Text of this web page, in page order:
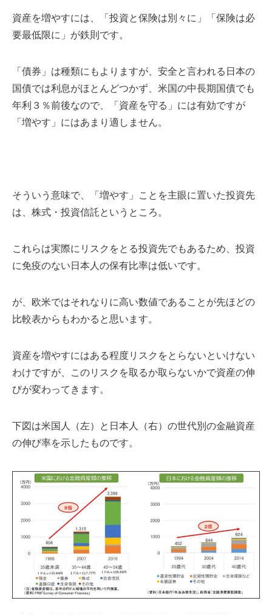
資産を増やすには、「投資と保険は別々に」「保険は必
要最低限に」が鉄則です。
「債券」は種類にもよりますが、安全と言われる日本の
国債では利息がほとんどつかず、米国の中長期国債でも
年利３％前後なので、「資産を守る」には有効ですが
「増やす」にはあまり適しません。
そういう意味で、「増やす」ことを主眼に置いた投資先
は、株式・投資信託というところ。
これらは実際にリスクをとる投資先でもあるため、投資
に免疫のない日本人の保有比率は低いです。
が、欧米ではそれなりに高い数値であることが先ほどの
比較表からもわかると思います。
資産を増やすにはある程度リスクをとらないといけない
わけですが、このリスクを取るか取らないかで資産の伸
びが変わってきます。
下図は米国人（左）と日本人（右）の世代別の金融資産
の伸び率を示したものです。